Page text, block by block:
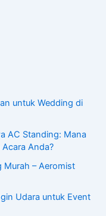
untuk Wedding di
AC Standing: Mana
Anda?
Murah – Aeromist
Udara untuk Event